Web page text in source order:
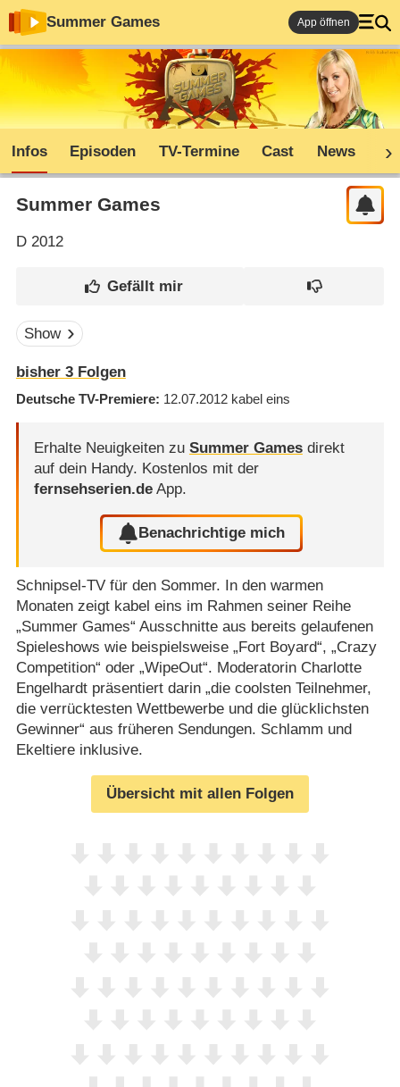
Summer Games App öffnen
Infos Episoden TV-Termine Cast News
Summer Games
D2012
Show
bisher 3Folgen
Deutsche TV-Premiere 12.07.2012 kabel eins
Erhalte Neuigkeiten zu Summer Gamesdirekt
auf dein Handy. Kostenlos mit der
fernsehserien.deApp.
Benachrichtige mich
Schnipsel-TV für den Sommer. In den warmen
Monaten zeigt kabel eins im Rahmen seiner Reihe
„Summer Games“ Ausschnitte aus bereits gelaufenen
Spieleshows wie beispielsweise „Fort Boyard“, „Crazy
Competition“ oder „WipeOut“. Moderatorin Charlotte
Engelhardt präsentiert darin „die coolsten Teilnehmer,
die verrücktesten Wettbewerbe und die glücklichsten
Gewinner“ aus früheren Sendungen. Schlamm und
Ekeltiere inklusive.
Übersicht mit allen Folgen